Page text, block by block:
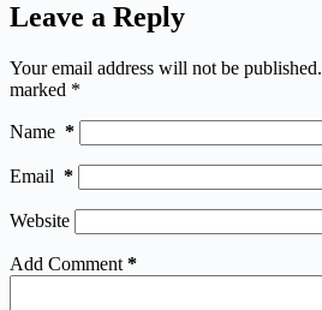
Leave a Reply
Your email address will not be published.
marked *
Name *
Email *
Website
Add Comment *